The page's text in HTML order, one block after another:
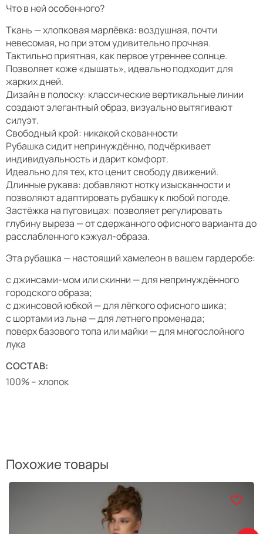
Что в ней особенного?
Ткань — хлопковая марлёвка: воздушная, почти
невесомая, но при этом удивительно прочная.
Тактильно приятная, как первое утреннее солнце.
Позволяет коже «дышать», идеально подходит для
жарких дней.
Дизайн в полоску: классические вертикальные линии
создают элегантный образ, визуально вытягивают
силуэт.
Свободный крой: никакой скованности
Рубашка сидит непринуждённо, подчёркивает
индивидуальность и дарит комфорт.
Идеально для тех, кто ценит свободу движений.
Длинные рукава: добавляют нотку изысканности и
позволяют адаптировать рубашку к любой погоде.
Застёжка на пуговицах: позволяет регулировать
глубину выреза — от сдержанного офисного варианта до
расслабленного кэжуал-образа.
Эта рубашка — настоящий хамелеон в вашем гардеробе:
с джинсами-мом или скинни — для непринуждённого
городского образа;
с джинсовой юбкой — для лёгкого офисного шика;
с шортами из льна — для летнего променада;
поверх базового топа или майки — для многослойного
лука
СОСТАВ:
100% – хлопок
Похожие товары